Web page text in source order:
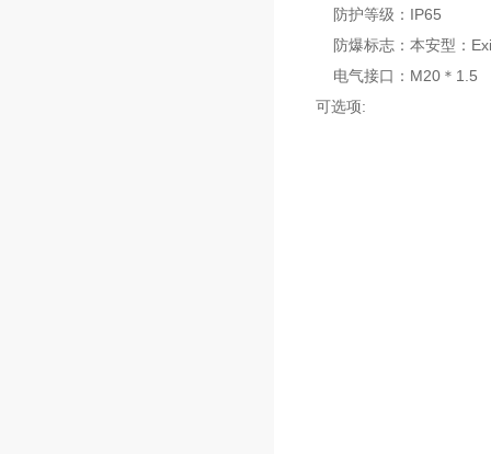
防护等级：IP65
防爆标志：本安型：
电气接口：M20＊1.5
可选项: